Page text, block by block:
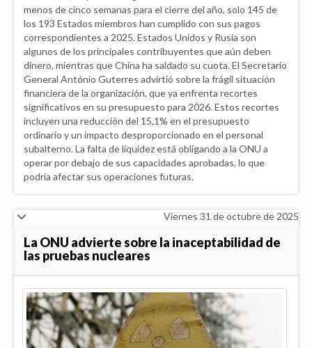
menos de cinco semanas para el cierre del año, solo 145 de
los 193 Estados miembros han cumplido con sus pagos
correspondientes a 2025. Estados Unidos y Rusia son
algunos de los principales contribuyentes que aún deben
dinero, mientras que China ha saldado su cuota. El Secretario
General António Guterres advirtió sobre la frágil situación
financiera de la organización, que ya enfrenta recortes
significativos en su presupuesto para 2026. Estos recortes
incluyen una reducción del 15,1% en el presupuesto
ordinario y un impacto desproporcionado en el personal
subalterno. La falta de liquidez está obligando a la ONU a
operar por debajo de sus capacidades aprobadas, lo que
podría afectar sus operaciones futuras.
Viernes 31 de octubre de 2025
La ONU advierte sobre la inaceptabilidad de
las pruebas nucleares